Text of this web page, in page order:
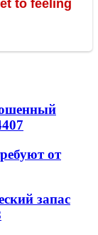
от
запас